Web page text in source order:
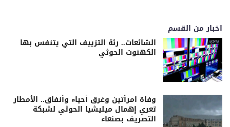
اخبار من القسم
الشائعات.. رئة التزييف التي يتنفس بها
الكهنوت الحوثي
وفاة امرأتين وغرق أحياء وأنفاق.. الأمطار
تعري إهمال ميليشيا الحوثي لشبكة
التصريف بصنعاء